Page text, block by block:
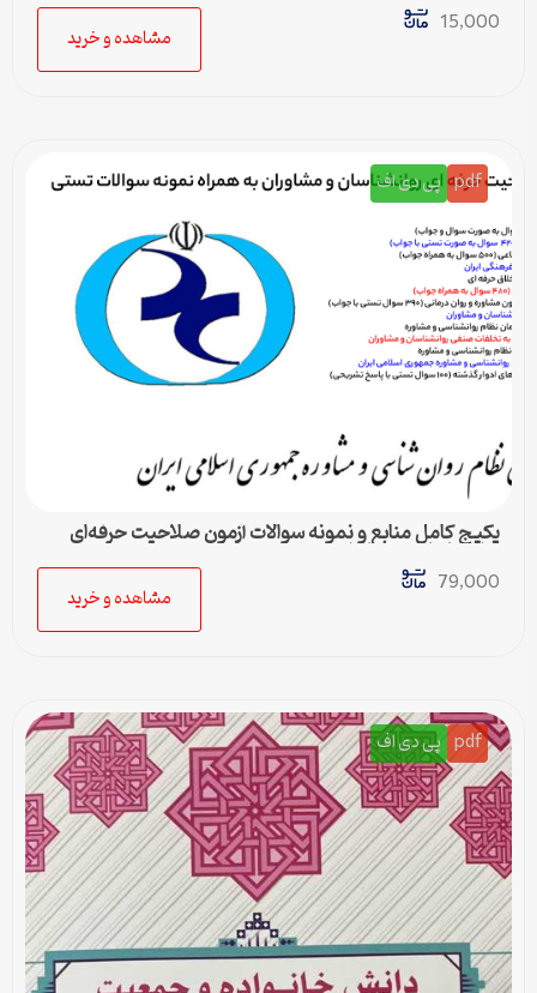
15,000
مشاهده و خرید
pdf پی دی اف
پکیج کامل منابع و نمونه سوالات آزمون صلاحیت حرفه‌ای
روانشناسان و مشاوران
79,000
مشاهده و خرید
pdf پی دی اف